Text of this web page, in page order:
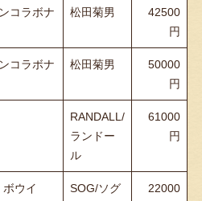
コラボナ
松田菊男 42500
コラボナ
松田菊男 50000
RANDALL/
ランドー
ル
61000
ウイ SOG/ソグ 22000